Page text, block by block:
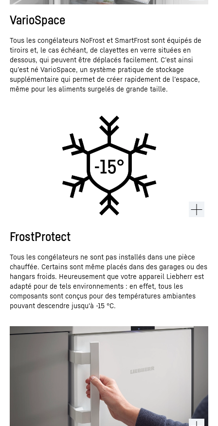
VarioSpace
Tous les congélateurs NoFrost et SmartFrost sont équipés de
tiroirs et, le cas échéant, de clayettes en verre situées en
dessous, qui peuvent être déplacés facilement. C’est ainsi
qu’est né VarioSpace, un système pratique de stockage
supplémentaire qui permet de créer rapidement de l’espace,
même pour les aliments surgelés de grande taille.
FrostProtect
Tous les congélateurs ne sont pas installés dans une pièce
chauffée. Certains sont même placés dans des garages ou des
hangars froids. Heureusement que votre appareil Liebherr est
adapté pour de tels environnements : en effet, tous les
composants sont conçus pour des températures ambiantes
pouvant descendre jusqu'à -15 °C.